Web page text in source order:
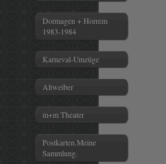
Dormagen + Horrem
1983-1984
Karneval-Umzüge
Altweiber
m+m Theater
Postkarten.Meine
Sammlung.